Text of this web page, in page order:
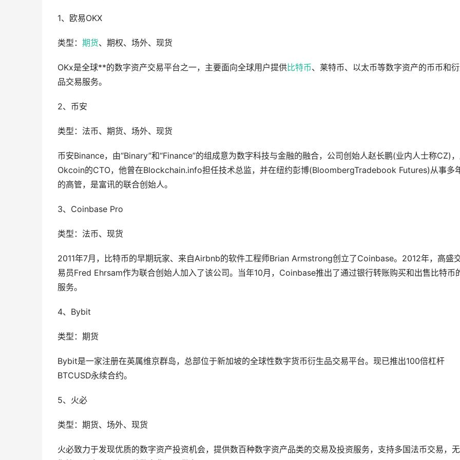
1、欧易OKX
类型： 期货、期权、场外、现货
OKx是全球**的数字资产交易平台之一，主要面向全球用户提供比特币、莱特币、以太币等数字资产的币币和
品交易服务。
2、币安
类型：法币、期货、场外、现货
币安Binance，由“Binary”和“Finance”的组成意为数字科技与金融的融合，公司创始人赵长鹏(业内人士称CZ)
Okcoin的CTO，他曾在Blockchain.info担任技术总监，并在纽约彭博(BloombergTradebook Futures)从事多
的高管，是富讯的联合创始人。
3、Coinbase Pro
类型：法币、现货
2011年7月，比特币的早期玩家、来自Airbnb的软件工程师Brian Armstrong创立了Coinbase。2012年，高盛
易员Fred Ehrsam作为联合创始人加入了该公司。当年10月，Coinbase推出了通过银行转账购买和出售比特币
服务。
4、Bybit
类型：期货
Bybit是一家注册在英属维京群岛，总部位于新加坡的全球性数字货币衍生品交易平台。现已推出100倍杠杆
BTCUSD永续合约。
5、火必
类型：期货、场外、现货
火必致力于发现优质的数字资产投资机会，提供数百种数字资产品类的交易及投资服务，支持多国法币交易，